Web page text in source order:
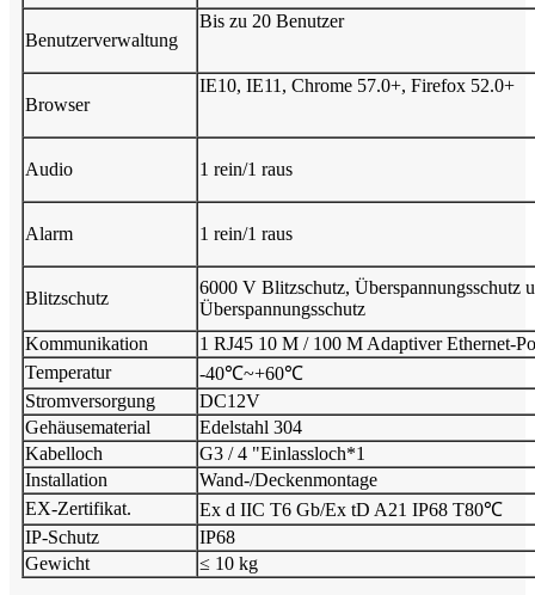
Benutzerverwaltung
Bis zu 20 Benutzer
Browser
IE10, IE11, Chrome 57.0+, Firefox 52.0+
Audio 1 rein/1 raus
Alarm 1 rein/1 raus
Blitzschutz
6000 V Blitzschutz, Überspannungsschutz
Überspannungsschutz
Kommunikation
1 RJ45 10 M / 100 M Adaptiver Ethernet-
Temperatur
-40℃~+60℃
Stromversorgung
DC12V
Gehäusematerial
Edelstahl 304
Kabelloch
G3 / 4 "Einlassloch*1
Installation
Wand-/Deckenmontage
EX-Zertifikat.
Ex d IIC T6 Gb/Ex tD A21 IP68 T80℃
IP-Schutz
IP68
Gewicht
≤ 10 kg